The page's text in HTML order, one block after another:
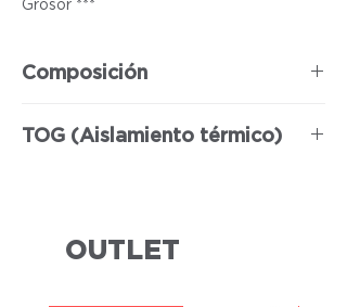
Grosor ***
Composición
TOG (Aislamiento térmico)
OUTLET